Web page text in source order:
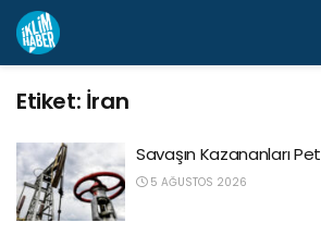
Etiket: İran
Savaşın Kazananları
5 AĞUSTOS 2026